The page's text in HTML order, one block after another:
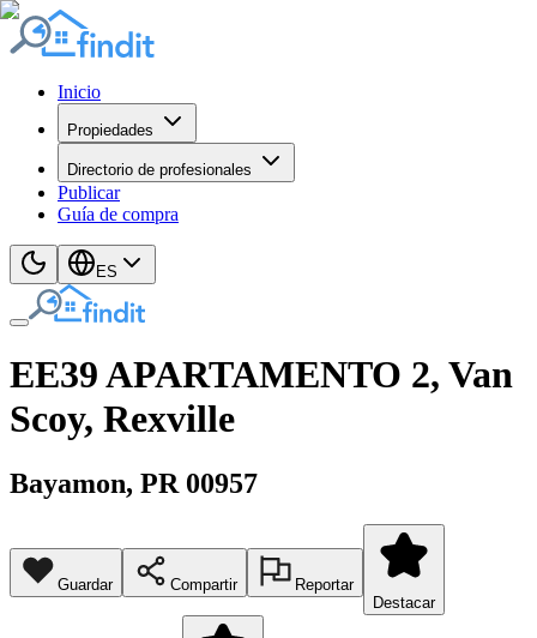
Inicio
Propiedades
Directorio de profesionales
Publicar
Guía de compra
ES
EE39 APARTAMENTO 2, Van
Scoy, Rexville
Bayamon, PR 00957
Guardar Compartir
Reportar
Destacar